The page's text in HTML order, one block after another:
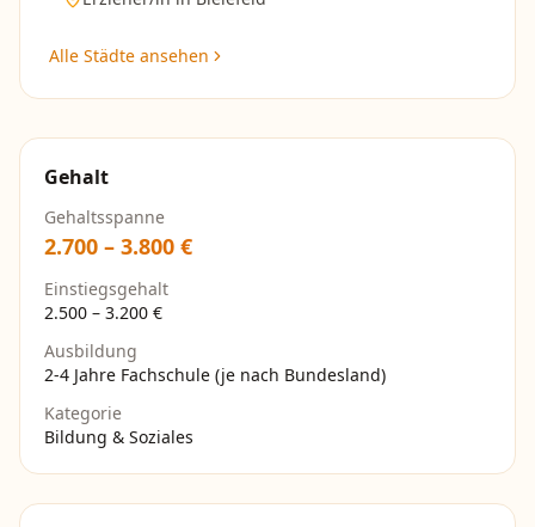
Alle Städte ansehen
Gehalt
Gehaltsspanne
2.700 – 3.800 €
Einstiegsgehalt
2.500 – 3.200 €
Ausbildung
2-4 Jahre Fachschule (je nach Bundesland)
Kategorie
Bildung & Soziales